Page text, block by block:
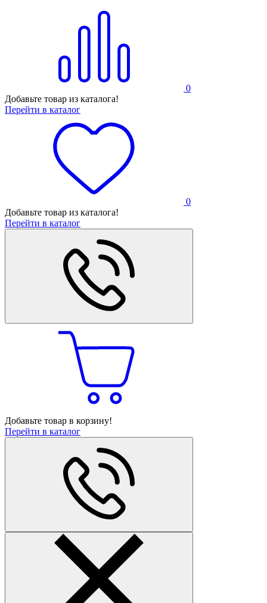
0
Добавьте товар из каталога!
Перейти в каталог
0
Добавьте товар из каталога!
Перейти в каталог
Добавьте товар в корзину!
Перейти в каталог